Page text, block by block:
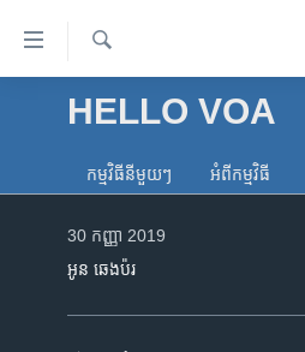
ទៅ​
គេហទំព័រ​
ទាក់ទង
និង​អាមេរិក
ហេឡូវីអូអេ
រក
HELLO VOA
កម្មវិធី​នីមួយៗ អំពី​កម្មវិធី​
30 កញ្ញា 2019
អូន ឆេងប៉រ